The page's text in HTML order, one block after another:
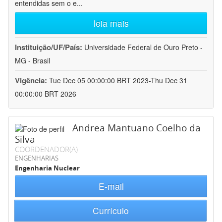
entendidas sem o e...
leia mais
Instituição/UF/País: Universidade Federal de Ouro Preto -
MG - Brasil
Vigência: Tue Dec 05 00:00:00 BRT 2023-Thu Dec 31
00:00:00 BRT 2026
Andrea Mantuano Coelho da
Silva
COORDENADOR(A)
ENGENHARIAS
Engenharia Nuclear
E-mail
Currículo